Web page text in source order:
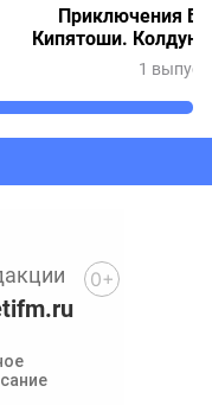
Приключения
Кипятоши.
1 выпуск
0+